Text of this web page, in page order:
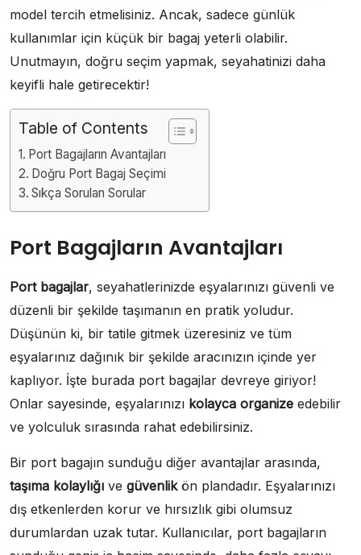
model tercih etmelisiniz. Ancak, sadece günlük
kullanımlar için küçük bir bagaj yeterli olabilir.
Unutmayın, doğru seçim yapmak, seyahatinizi daha
keyifli hale getirecektir!
Table of Contents
Port Bagajların Avantajları
Doğru Port Bagaj Seçimi
Sıkça Sorulan Sorular
Port Bagajların Avantajları
Port bagajlar, seyahatlerinizde eşyalarınızı güvenli ve
düzenli bir şekilde taşımanın en pratik yoludur.
Düşünün ki, bir tatile gitmek üzeresiniz ve tüm
eşyalarınız dağınık bir şekilde aracınızın içinde yer
kaplıyor. İşte burada port bagajlar devreye giriyor!
Onlar sayesinde, eşyalarınızı kolayca organize edebilir
ve yolculuk sırasında rahat edebilirsiniz.
Bir port bagajın sunduğu diğer avantajlar arasında,
taşıma kolaylığı ve güvenlikön plandadır. Eşyalarınızı
dış etkenlerden korur ve hırsızlık gibi olumsuz
durumlardan uzak tutar. Kullanıcılar, port bagajların